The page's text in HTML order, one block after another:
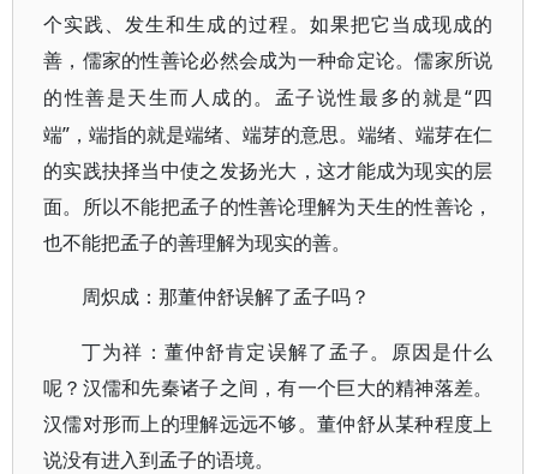
个实践、发生和生成的过程。如果把它当成现成的
善，儒家的性善论必然会成为一种命定论。儒家所说
的性善是天生而人成的。孟子说性最多的就是“四
端”，端指的就是端绪、端芽的意思。端绪、端芽在仁
的实践抉择当中使之发扬光大，这才能成为现实的层
面。所以不能把孟子的性善论理解为天生的性善论，
也不能把孟子的善理解为现实的善。
周炽成：那董仲舒误解了孟子吗？
丁为祥：董仲舒肯定误解了孟子。原因是什么
呢？汉儒和先秦诸子之间，有一个巨大的精神落差。
汉儒对形而上的理解远远不够。董仲舒从某种程度上
说没有进入到孟子的语境。